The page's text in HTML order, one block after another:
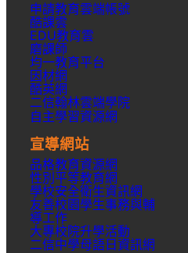
申請教育雲端帳號
酷課雲
EDU教育雲
磨課師
均一教育平台
因材網
酷英網
二信翰林雲端學院
自主學習資源網
宣導網站
品格教育資源網
性別平等教育網
學校安全衛生資訊網
友善校園學生事務與輔
導工作
大專校院升學活動
二信中學母語日資訊網